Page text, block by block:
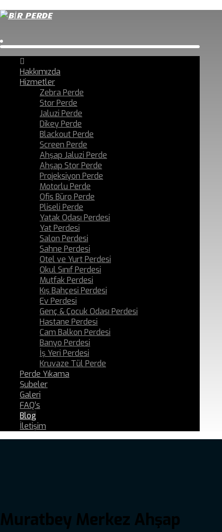
Hakkımızda
Hizmetler
Zebra Perde
Stor Perde
Jaluzi Perde
Dikey Perde
Blackout Perde
Screen Perde
Ahşap Jaluzi Perde
Ahşap Stor Perde
Projeksiyon Perde
Motorlu Perde
Ofis Büro Perde
Pliseli Perde
Yatak Odası Perdesi
Yat Perdesi
Salon Perdesi
Sahne Perdesi
Otel ve Yurt Perdesi
Okul Sınıf Perdesi
Mutfak Perdesi
Kış Bahçesi Perdesi
Ev Perdesi
Genç & Çocuk Odası Perdesi
Hastane Perdesi
Cam Balkon Perdesi
Banyo Perdesi
İş Yeri Perdesi
Kruvaze Tül Perde
Perde Yıkama
Şubeler
Galeri
FAQ’s
Blog
İletişim
Muratbey Merkez Ahşap